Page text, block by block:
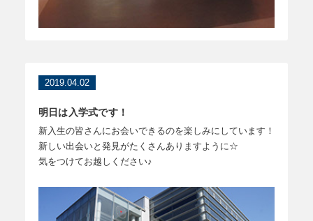
2019.04.02
明日は入学式です！
新入生の皆さんにお会いできるのを楽しみにしています！
新しい出会いと発見がたくさんありますように☆
気をつけてお越しください♪